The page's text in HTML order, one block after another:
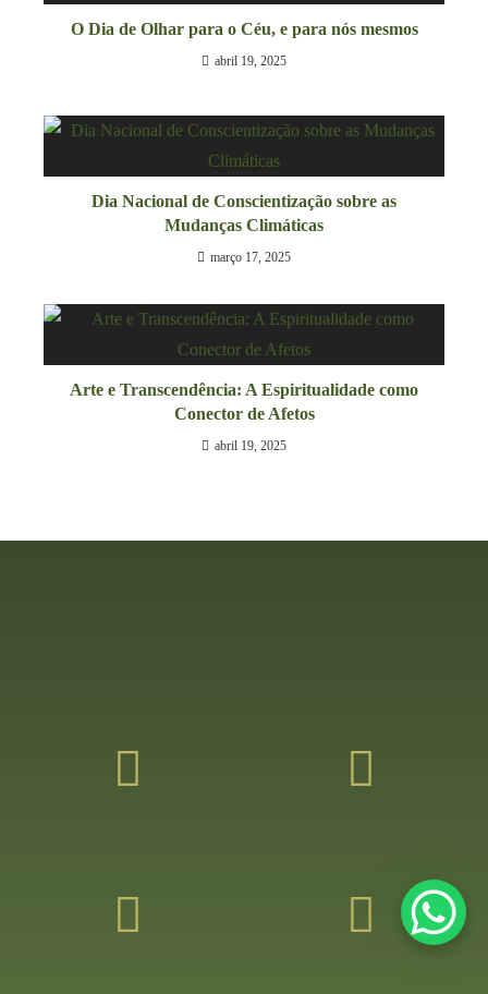
O Dia de Olhar para o Céu, e para nós mesmos
abril 19, 2025
Dia Nacional de Conscientização sobre as
Mudanças Climáticas
março 17, 2025
Arte e Transcendência: A Espiritualidade como
Conector de Afetos
abril 19, 2025